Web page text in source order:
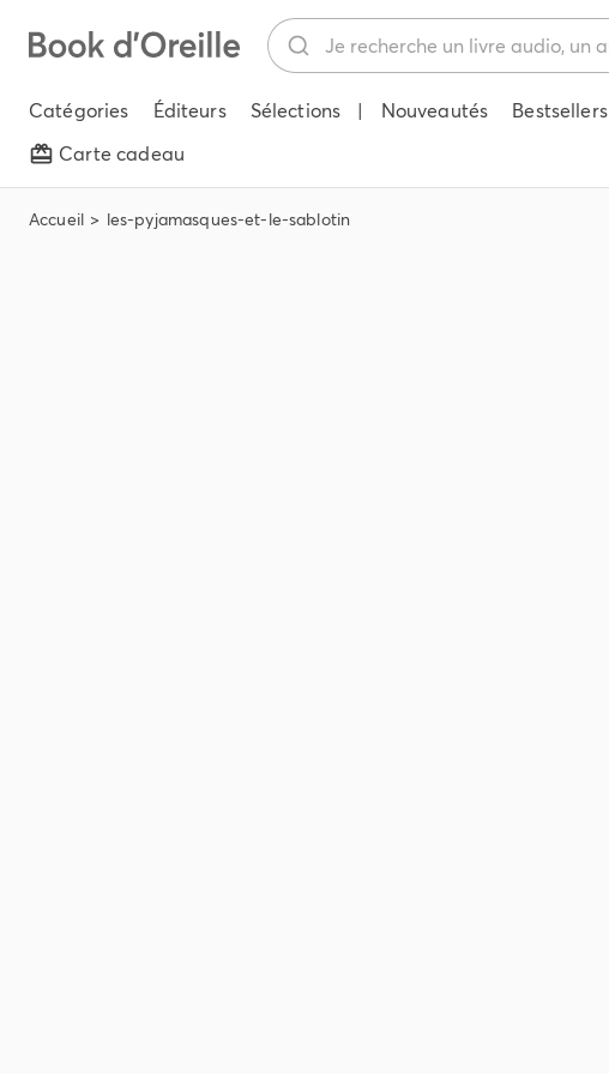
Catégories Éditeurs Sélections | Nouveautés Bestsellers
Carte cadeau
Accueil les-pyjamasques-et-le-sablotin